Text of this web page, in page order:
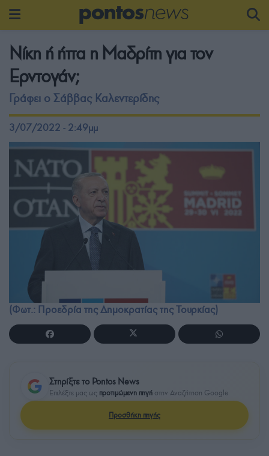
Νίκη ή ήττα η Μαδρίτη για τον
Ερντογάν;
Γράφει ο Σάββας Καλεντερίδης
3/07/2022 - 2:49μμ
(Φωτ.: Προεδρία της Δημοκρατίας της Τουρκίας)
Στηρίξτε το Pontos News
Επιλέξτε μας ως προτιμώμενη πηγή στην Αναζήτηση Google
Προσθήκη πηγής